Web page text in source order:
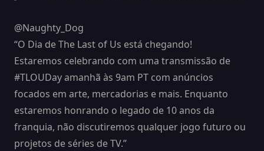
@Naughty_Dog
“O Dia de The Last of Us está chegando!
Estaremos celebrando com uma transmissão de
#TLOUDay amanhã às 9am PT com anúncios
focados em arte, mercadorias e mais. Enquanto
estaremos honrando o legado de 10 anos da
franquia, não discutiremos qualquer jogo futuro ou
projetos de séries de TV.”